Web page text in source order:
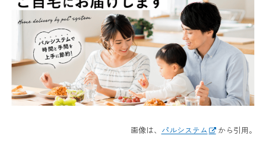
画像は、 パルシステム から引用。